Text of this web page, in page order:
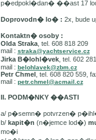
p�edpokl�dan� ��ast 17
Doprovodn� lo� : 2x, bude
Kontaktn� osoby :
Olda Straka, tel. 608 818 209
mail : straka@yachtservice.cz
Jirka B�lohl�vek, tel. 602
mail : belohlavek@zbm.cz
Petr Chmel, tel. 608 820 559,
mail : petr.chmel@acmail.cz
II. PODM�NKY ��ASTI
a/ p�semn� potvrzen�
b/ kapit�n (n�jemce lod�)
mo�i